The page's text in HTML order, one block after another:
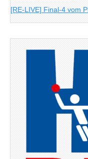
[RE-LIVE] Final-4 vom